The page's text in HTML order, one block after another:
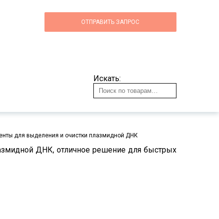
ОТПРАВИТЬ ЗАПРОС
Искать:
для выделения и очистки плазмидной ДНК
ДНК, отличное решение для быстрых